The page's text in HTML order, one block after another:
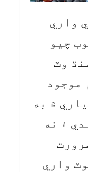
واري
چيو
وٽ
موجود
۾ به
۽ نه
واري